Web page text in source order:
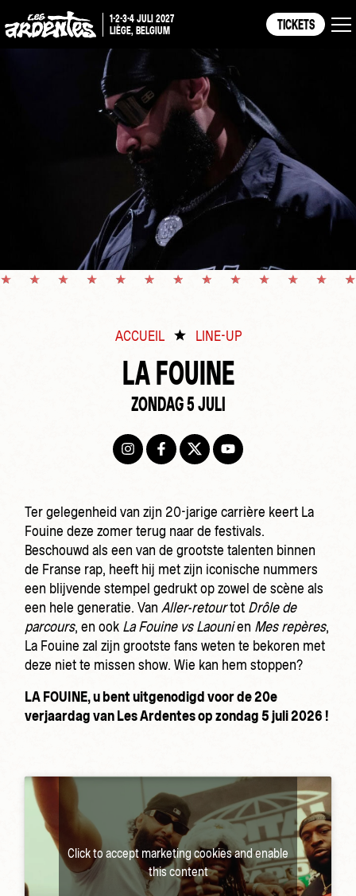
1-2-3-4 JULI 2027
LIÈGE, BELGIUM
TICKETS
ACCUEIL LINE-UP
LA FOUINE
ZONDAG 5 JULI
Ter gelegenheid van zijn 20-jarige carrière keert La
Fouine deze zomer terug naar de festivals.
Beschouwd als een van de grootste talenten binnen
de Franse rap, heeft hij met zijn iconische nummers
een blijvende stempel gedrukt op zowel de scène als
een hele generatie. VanAller-retourtot Drôle de
parcours, en ook La Fouine vs Laounien Mes repères,
La Fouine zal zijn grootste fans weten te bekoren met
deze niet te missen show. Wie kan hem stoppen?
LA FOUINE, u bent uitgenodigd voor de 20e
verjaardag van Les Ardentes op zondag 5 juli 2026 !
Click to accept marketing cookies and enable
this content